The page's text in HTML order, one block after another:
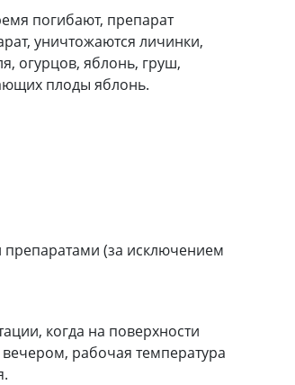
погибают, препарат
уничтожаются личинки,
огурцов, яблонь, груш,
плоды яблонь.
препаратами (за исключением
когда на поверхности
рабочая температура